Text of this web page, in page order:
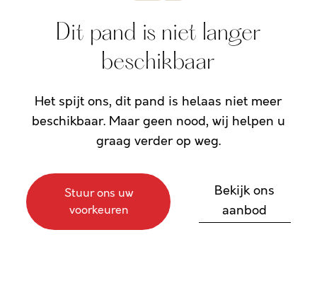
Dit pand is niet langer
beschikbaar
Het spijt ons, dit pand is helaas niet meer
beschikbaar. Maar geen nood, wij helpen u
graag verder op weg.
Stuur ons uw
voorkeuren
Bekijk ons
aanbod